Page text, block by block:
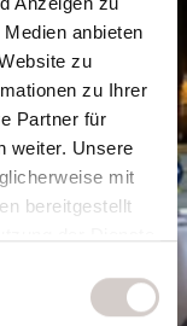
anbieten
zu
zu Ihrer
Partner für
weiter. Unsere
mit
bereitgestellt